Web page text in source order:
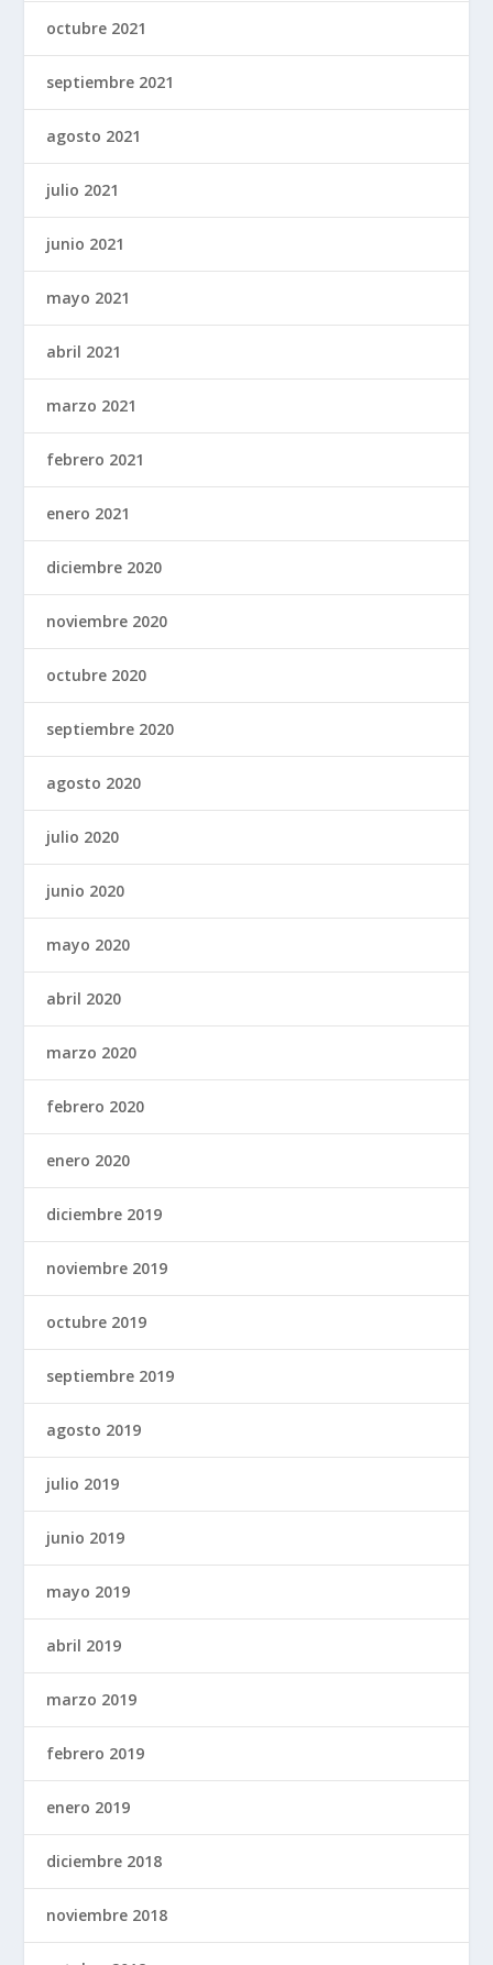
octubre 2021
septiembre 2021
agosto 2021
julio 2021
junio 2021
mayo 2021
abril 2021
marzo 2021
febrero 2021
enero 2021
diciembre 2020
noviembre 2020
octubre 2020
septiembre 2020
agosto 2020
julio 2020
junio 2020
mayo 2020
abril 2020
marzo 2020
febrero 2020
enero 2020
diciembre 2019
noviembre 2019
octubre 2019
septiembre 2019
agosto 2019
julio 2019
junio 2019
mayo 2019
abril 2019
marzo 2019
febrero 2019
enero 2019
diciembre 2018
noviembre 2018